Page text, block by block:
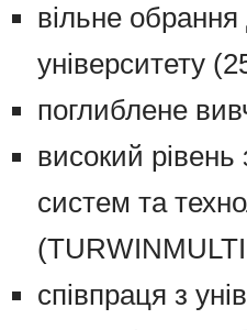
вільне
університету
поглиблене
високий рівень
систем та
співпраця з